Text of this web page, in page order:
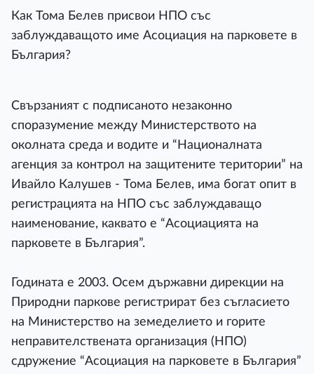
Как Тома Белев присвои НПО със
заблуждаващото име Асоциация на парковете в
България?
Свързаният с подписаното незаконно
споразумение между Министерството на
околната среда и водите и “Националната
агенция за контрол на защитените територии” на
Ивайло Калушев - Тома Белев, има богат опит в
регистрацията на НПО със заблуждаващо
наименование, каквато е “Асоциацията на
парковете в България”.
Годината е 2003. Осем държавни дирекции на
Природни паркове регистрират без съгласието
на Министерство на земеделието и горите
неправителствената организация (НПО)
сдружение “Асоциация на парковете в България”